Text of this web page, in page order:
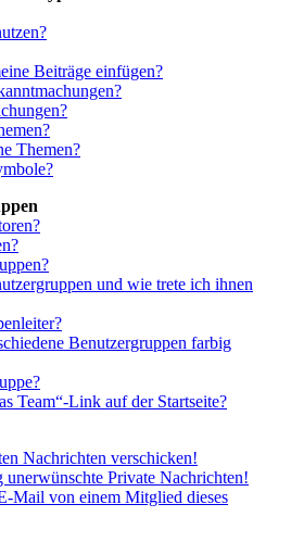
Beiträge einfügen?
Themen?
und wie trete ich ihnen
Benutzergruppen farbig
Team“-Link auf der Startseite?
Nachrichten verschicken!
unerwünschte Private Nachrichten!
Mail von einem Mitglied dieses